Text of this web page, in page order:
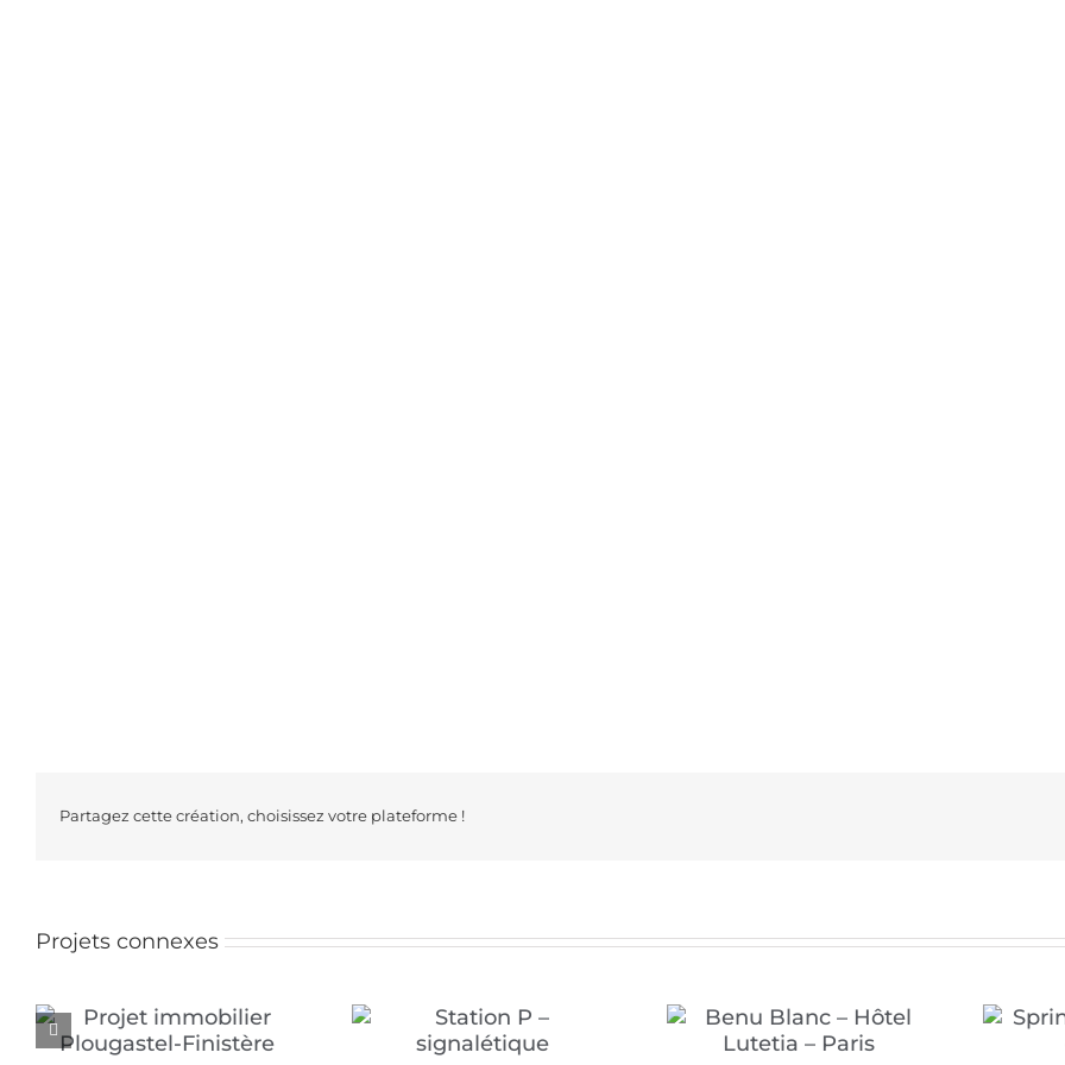
Partagez cette création, choisissez votre plateforme !
Projets connexes
Station P – signalétique
Benu Blanc – Hôtel Lutetia
Springit-Formations-